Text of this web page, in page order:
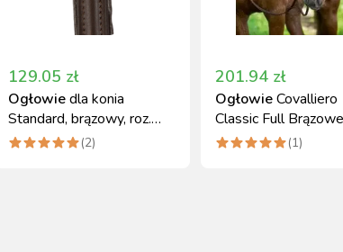
129.05 zł
Ogłowiedla konia
Standard, brązowy, roz.
Pony, Covalliero
(2)
201.94 zł
OgłowieCovalliero
Classic Full
Wodzami
(1)